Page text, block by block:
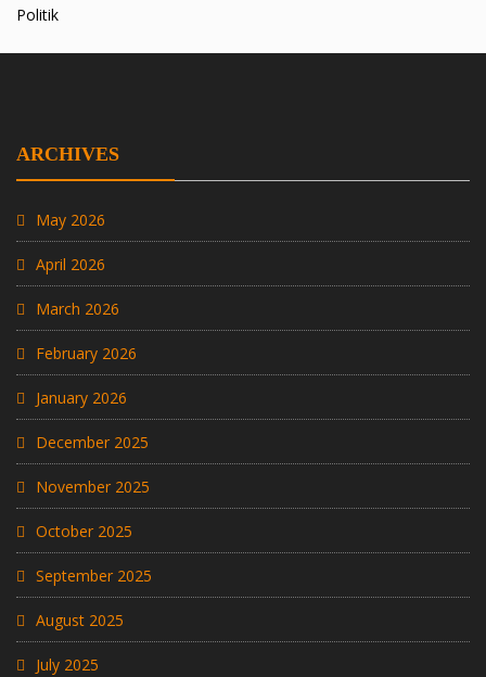
Politik
ARCHIVES
May 2026
April 2026
March 2026
February 2026
January 2026
December 2025
November 2025
October 2025
September 2025
August 2025
July 2025